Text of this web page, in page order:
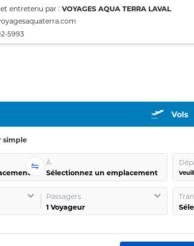
entretenu par : VOYAGES AQUA TERRA LAVAL
5993
Vols
simple
À
Sélectionnez un emplacement
Passagers
1 Voyageur